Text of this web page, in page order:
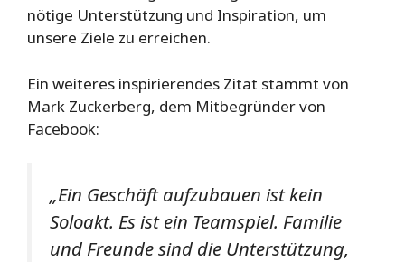
nötige Unterstützung und Inspiration, um
unsere Ziele zu erreichen.
Ein weiteres inspirierendes Zitat stammt von
Mark Zuckerberg, dem Mitbegründer von
Facebook:
„Ein Geschäft aufzubauen ist kein
Soloakt. Es ist ein Teamspiel. Familie
und Freunde sind die Unterstützung,